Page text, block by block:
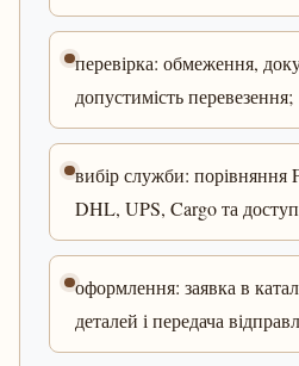
перевірка: обмеження,
допустимість перевезення;
вибір служби: порівняння
DHL, UPS, Cargo та
оформлення: заявка в
деталей і передача